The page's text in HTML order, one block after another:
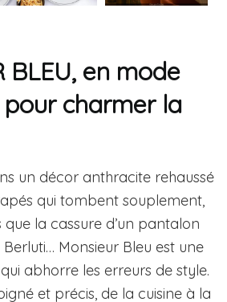
BLEU, en mode
charmer la
un décor anthracite rehaussé
qui tombent souplement,
la cassure d’un pantalon
Monsieur Bleu est une
abhorre les erreurs de style.
et précis, de la cuisine à la